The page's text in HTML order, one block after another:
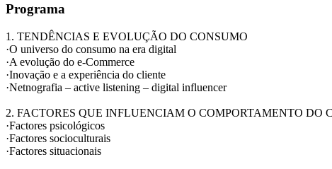
Programa
1. TENDÊNCIAS E EVOLUÇÃO DO CONSUMO
·O universo do consumo na era digital
·A evolução do e-Commerce
·Inovação e a experiência do cliente
·Netnografia – active listening – digital influencer
2. FACTORES QUE INFLUENCIAM O COMPORTAMENTO DO
·Factores psicológicos
·Factores socioculturais
·Factores situacionais